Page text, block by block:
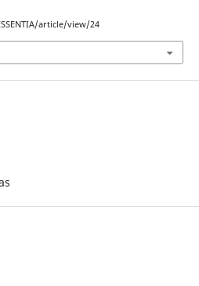
article/view/24